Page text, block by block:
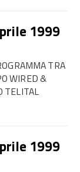
1999
TRA
WIRED &
TELITAL
1999